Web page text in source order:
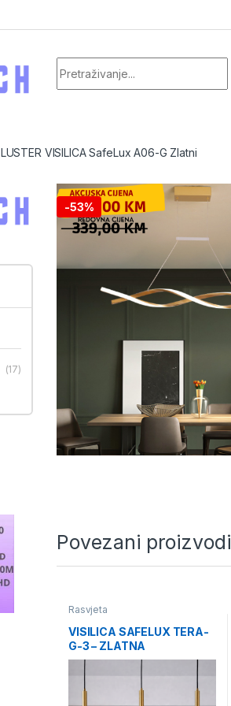
LUSTER VISILICA SafeLux A06-G Zlatni
-53%
Povezani proizvodi
Rasvjeta
VISILICA SAFELUX TERA-
G-3 – ZLATNA
(17)